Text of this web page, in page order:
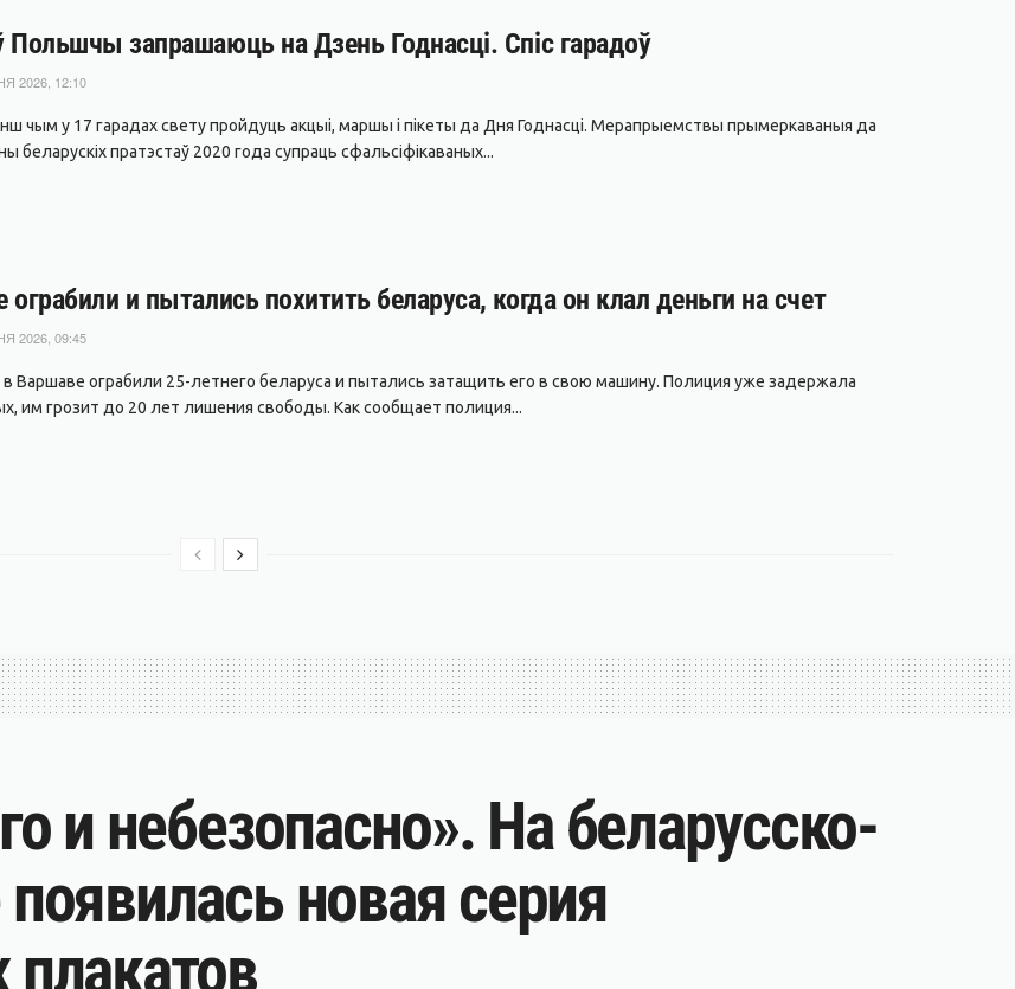
Польшчы запрашаюць на Дзень Годнасці. Спіс гарадоў
2026, 12:10
чым у 17 гарадах свету пройдуць акцыі, маршы і пікеты да Дня Годнасці. Мерапрыемствы прымеркаваныя да
беларускіх пратэстаў 2020 года супраць сфальсіфікаваных...
и пытались похитить беларуса, когда он клал деньги на счет
2026, 09:45
в Варшаве ограбили 25-летнего беларуса и пытались затащить его в свою машину. Полиция уже задержала
им грозит до 20 лет лишения свободы. Как сообщает полиция...
и небезопасно». На беларусско-
новая серия
плакатов